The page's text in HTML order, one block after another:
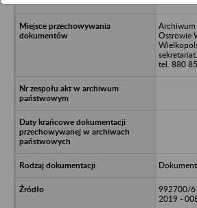
Archiwum
Ostrowie
tel. 880
992700/
2019 -